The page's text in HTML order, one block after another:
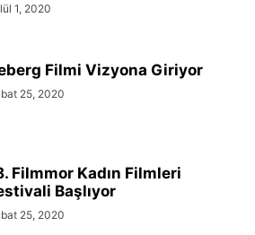
1, 2020
Filmi Vizyona Giriyor
25, 2020
Filmmor Kadın Filmleri
Başlıyor
25, 2020